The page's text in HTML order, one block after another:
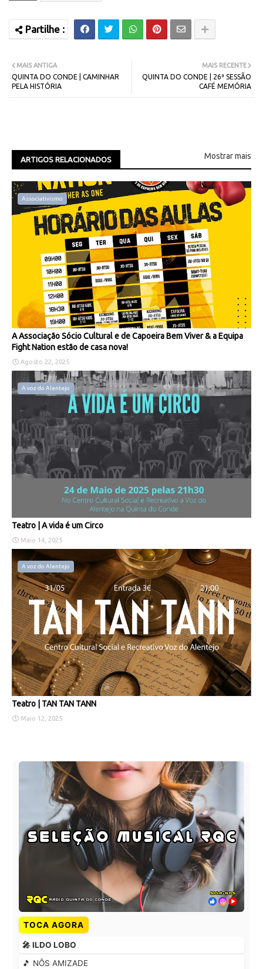
MAIS RECENTE
QUINTA DO CONDE | 26ª SESSÃO
CAFÉ MEMÓRIA
MAIS ANTIGA
QUINTA DO CONDE | CAMINHAR
PELA HISTÓRIA
ARTIGOS RELACIONADOS Mostrar mais
Associativismo
A Associação Sócio Cultural e de Capoeira Bem Viver & a Equipa
Fight Nation estão de casa nova!
Agosto 22, 2025
A voz do Alentejo
Teatro | A vida é um Circo
Maio 14, 2025
A voz do Alentejo
Teatro | TAN TAN TANN
Maio 12, 2025
TOCA AGORA
🎤 ILDO LOBO
🎵 NÔS AMIZADE